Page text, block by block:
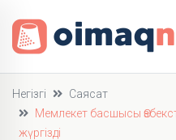
Негізгі
Саясат
Мемлекет басшысы
жүргізді